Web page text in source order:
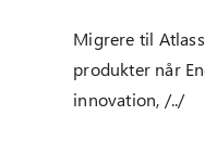
Migrere til
produkter når
innovation, /../